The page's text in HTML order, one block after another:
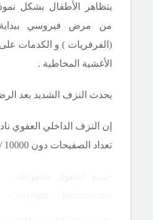
من مرض فيروسي
(الفرفريات ) و الكدمات
الأغشية المخاطية .
يحدث النزف الشديد بعد
إن النزف الداخلي العفوي
تعداد الصفيحات دون 10000 / ملم3 .